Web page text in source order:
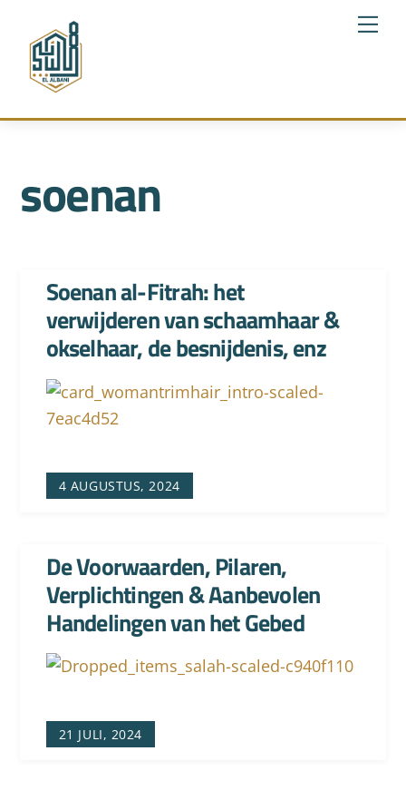
content
soenan
4 AUGUSTUS, 2024
Soenan al-Fitrah: het
verwijderen van schaamhaar &
okselhaar, de besnijdenis, enz
21 JULI, 2024
De Voorwaarden, Pilaren,
Verplichtingen & Aanbevolen
Handelingen van het Gebed